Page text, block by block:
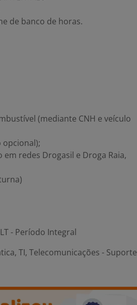
de banco de horas.
(mediante CNH e veículo
opcional);
redes Drogasil e Droga Raia,
- Período Integral
TI, Telecomunicações - Suporte